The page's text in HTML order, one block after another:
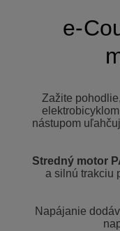
e-
Zažite
nástupom
Stredný motor
a silnú trakciu
Napájanie